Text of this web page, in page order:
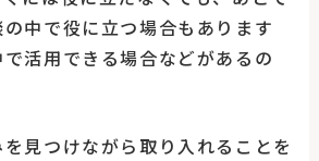
中で役に立つ場合もあります
活用できる場合などがあるの
見つけながら取り入れることを